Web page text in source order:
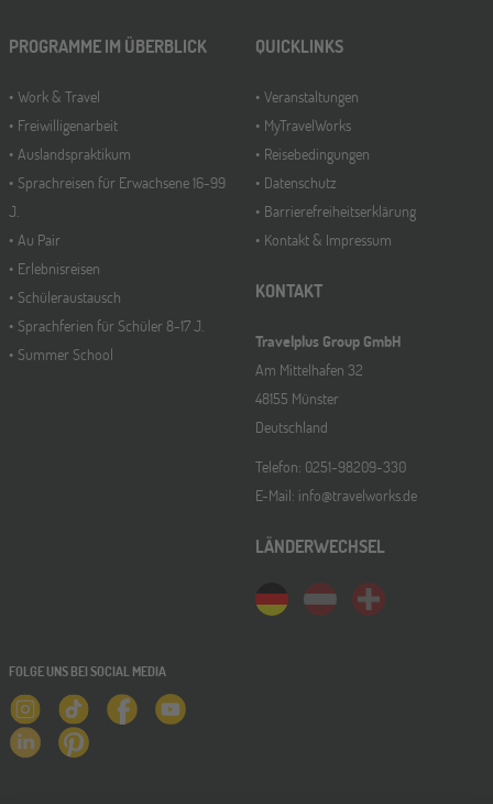
PROGRAMME IM ÜBERBLICK
Work & Travel
Freiwilligenarbeit
Auslandspraktikum
Sprachreisen für Erwachsene 16-99
J.
Au Pair
Erlebnisreisen
Schüleraustausch
Sprachferien für Schüler 8-17 J.
Summer School
QUICKLINKS
Veranstaltungen
MyTravelWorks
Reisebedingungen
Datenschutz
Barrierefreiheitserklärung
Kontakt & Impressum
KONTAKT
Travelplus Group GmbH
Am Mittelhafen 32
48155 Münster
Deutschland
Telefon: 0251-98209-330
E-Mail: info@travelworks.de
LÄNDERWECHSEL
FOLGE UNS BEI SOCIAL MEDIA